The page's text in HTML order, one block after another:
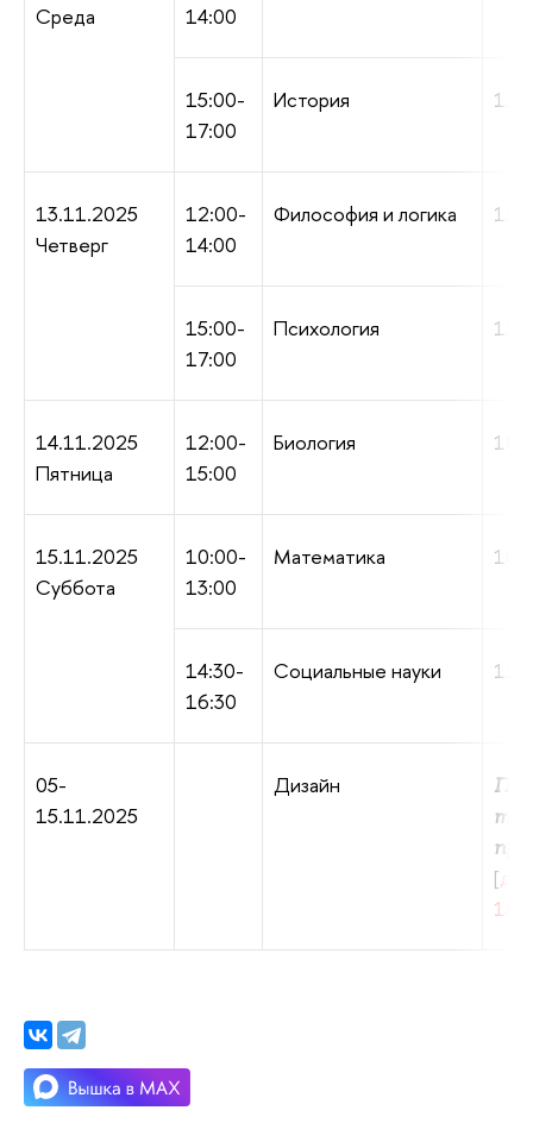
Среда
14:00
15:00-
17:00
История
13.11.2025
Четверг
12:00-
14:00
Философия и логика
15:00-
17:00
Психология
14.11.2025
Пятница
12:00-
15:00
Биология 180
15.11.2025
Суббота
10:00-
13:00
Математика 180
14:30-
16:30
Социальные науки
05-
15.11.2025
Дизайн
[до